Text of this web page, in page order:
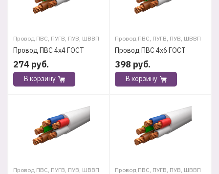
Провод ПВС, ПУГВ, ПУВ, ШВВП
Провод ПВС 4х4 ГОСТ
274 руб.
В корзину
Провод ПВС, ПУГВ, ПУВ, ШВВП
Провод ПВС 4х6 ГОСТ
398 руб.
В корзину
Провод ПВС, ПУГВ, ПУВ, ШВВП Провод ПВС, ПУГВ, ПУВ, ШВВП